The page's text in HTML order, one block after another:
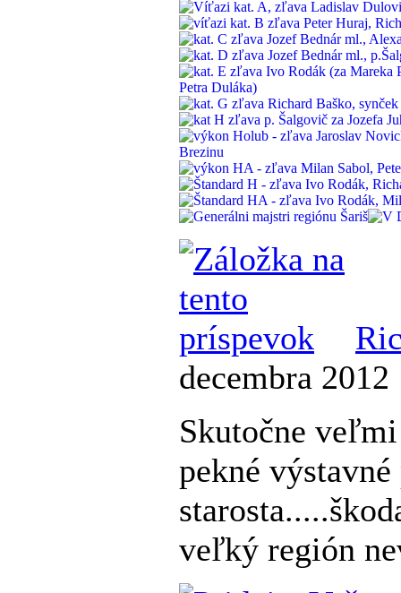
decembra
Skutočne
pekné
veľký región